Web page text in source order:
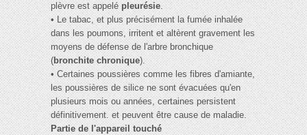
plèvre est appelépleurésie.
• Le tabac, et plus précisément la fumée inhalée
dans les poumons, irritent et altèrent gravement les
moyens de défense de l'arbre bronchique
(bronchite chronique).
• Certaines poussières comme les fibres d'amiante,
les poussières de silice ne sont évacuées qu'en
plusieurs mois ou années, certaines persistent
définitivement. et peuvent être cause de maladie.
Partie de l'appareil touché